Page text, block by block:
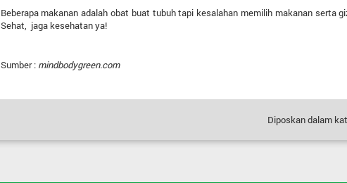
Beberapa makanan adalah obat buat tubuh tapi kesalahan memilih makanan serta
Sehat, jaga kesehatan ya!
Sumber : mindbodygreen.com
Diposkan dalam